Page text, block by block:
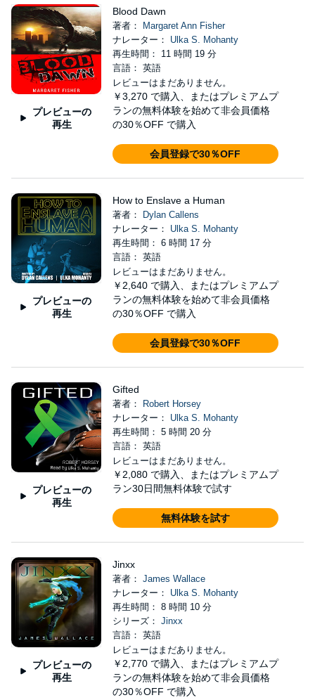
プレビューの
再生
Blood Dawn
著者：
Margaret Ann Fisher
ナレーター： Ulka S. Mohanty
再生時間： 11 時間 19 分
言語： 英語
レビューはまだありません。
￥3,270 で購入、またはプレミアムプ
ランの無料体験を始めて非会員価格
の30％OFF で購入
会員登録で30％OFF
プレビューの
再生
How to Enslave a Human
著者：
Dylan Callens
ナレーター： Ulka S. Mohanty
再生時間： 6 時間 17 分
言語： 英語
レビューはまだありません。
￥2,640 で購入、またはプレミアムプ
ランの無料体験を始めて非会員価格
の30％OFF で購入
会員登録で30％OFF
プレビューの
再生
Gifted
著者：
Robert Horsey
ナレーター： Ulka S. Mohanty
再生時間： 5 時間 20 分
言語： 英語
レビューはまだありません。
￥2,080 で購入、またはプレミアムプ
ラン30日間無料体験で試す
無料体験を試す
プレビューの
再生
Jinxx
著者： James Wallace
ナレーター： Ulka S. Mohanty
再生時間： 8 時間 10 分
シリーズ： Jinxx
言語： 英語
レビューはまだありません。
￥2,770 で購入、またはプレミアムプ
ランの無料体験を始めて非会員価格
の30％OFF で購入